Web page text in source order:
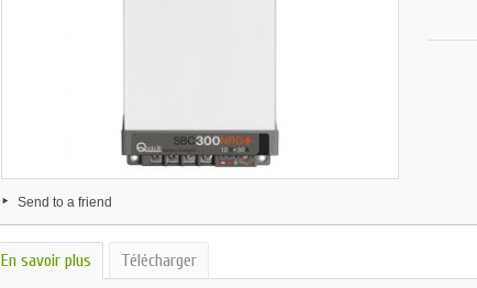
Send to a friend
En savoir plus Télécharger